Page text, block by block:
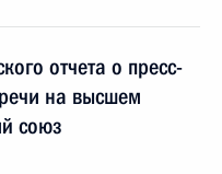
отчета о пресс-
на высшем
союз